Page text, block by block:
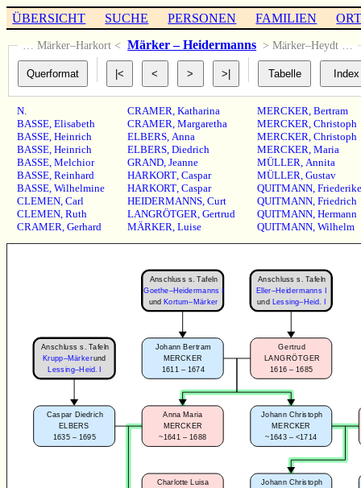
ÜBERSICHT SUCHE PERSONEN FAMILIEN
… Märker–Harkort < Märker – Heidermanns > Märker–Heydt …
N.
BASSE,Elisabeth
BASSE,Heinrich
BASSE,Heinrich
BASSE,Melchior
BASSE,Reinhard
BASSE,Wilhelmine
CLEMEN,Carl
CLEMEN,Ruth
CRAMER,Gerhard
CRAMER, Katharina
CRAMER, Margaretha
ELBERS, Anna
ELBERS, Diedrich
GRAND, Jeanne
HARKORT, Caspar
HARKORT, Caspar
HEIDERMANNS, Curt
LANGRÖTGER, Gertrud
MÄRKER, Luise
MERCKER, Bertram
MERCKER, Christoph
MERCKER, Christoph
MERCKER, Maria
MÜLLER, Annita
MÜLLER, Gustav
QUITMANN, Friederike
QUITMANN, Friedrich
QUITMANN, Hermann
QUITMANN, Wilhelm
Johann Christoph
Charlotte Luisa
Johann Christoph
MERCKER
~1643 – <1714
Johann Bertram
MERCKER
1611 – 1674
Gertrud
LANGRÖTGER
1616 – 1685
Anna Maria
MERCKER
~1641 – 1688
Caspar Diedrich
ELBERS
1635 – 1695
Anschluss s. Tafeln
Krupp–Märkerund
Lessing–Heid. I
Anschluss s. Tafeln
Goethe–Heidermanns I
und Kortum–Märker
Anschluss s. Tafeln
Eller–Heidermanns I
und Lessing–Heid. I